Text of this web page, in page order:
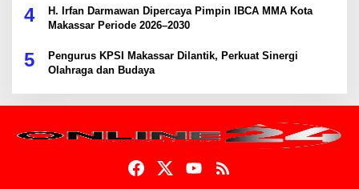
4
H. Irfan Darmawan Dipercaya Pimpin IBCA MMA Kota
Makassar Periode 2026–2030
5
Pengurus KPSI Makassar Dilantik, Perkuat Sinergi
Olahraga dan Budaya